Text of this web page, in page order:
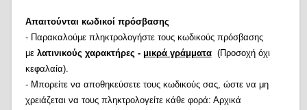
Απαιτούνται κωδικοί πρόσβασης
- Παρακαλούμε πληκτρολογήστε τους κωδικούς πρόσβασης
με λατινικούς χαρακτήρες - μικρά γράμματα(Προσοχή όχι
κεφαλαία).
- Μπορείτε να αποθηκεύσετε τους κωδικούς σας, ώστε να μη
χρειάζεται να τους πληκτρολογείτε κάθε φορά: Αρχικά